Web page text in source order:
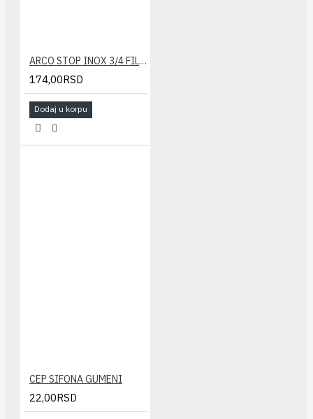
ARCO STOP INOX 3/4 FILTER ZA NEP.VENTIL
174,00RSD
Dodaj u korpu
CEP SIFONA GUMENI
22,00RSD